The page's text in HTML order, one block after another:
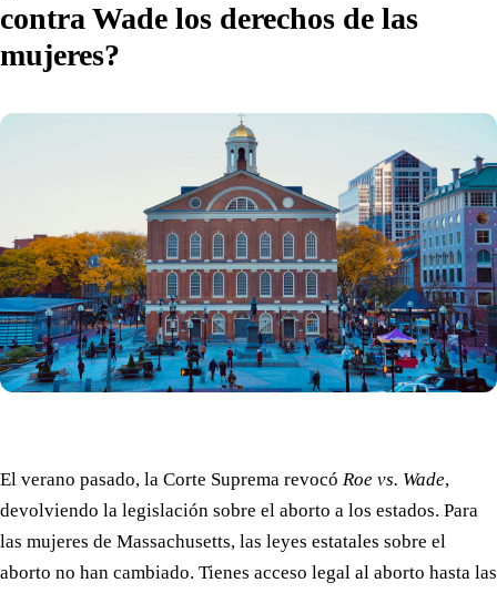
contra Wade los derechos de las
mujeres?
El verano pasado, la Corte Suprema revocó Roe vs. Wade,
devolviendo la legislación sobre el aborto a los estados. Para
las mujeres de Massachusetts, las leyes estatales sobre el
aborto no han cambiado. Tienes acceso legal al aborto hasta las